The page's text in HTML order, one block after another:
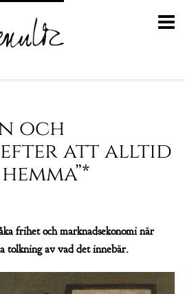
och
efter att alltid
frihet och marknadsekonomi när
tolkning av vad det innebär.